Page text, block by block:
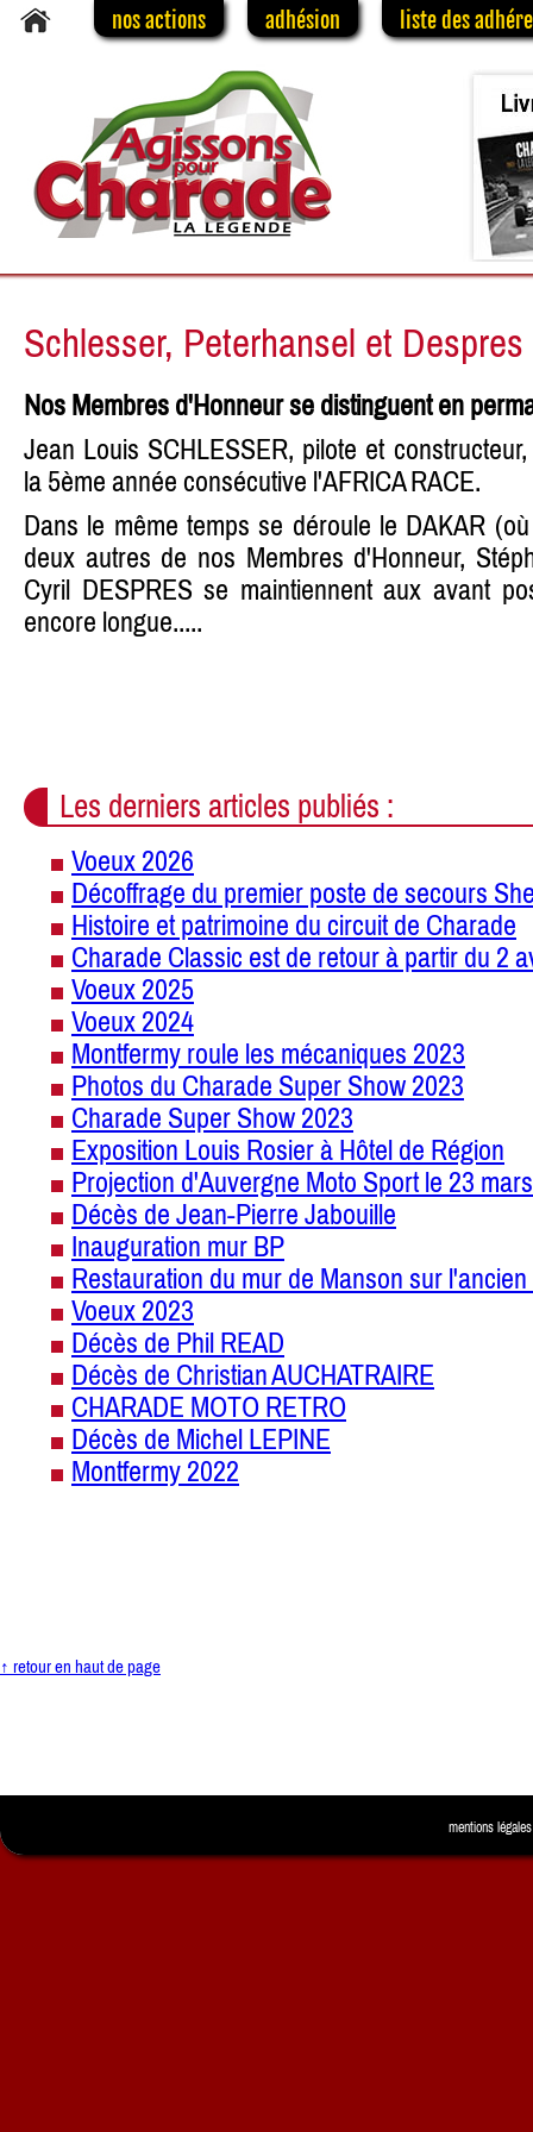
nos actions adhésion liste des
Schlesser, Peterhansel et
Nos Membres d'Honneur se distinguent en
Jean Louis SCHLESSER, pilote et
la 5ème année consécutive l'AFRICA RACE.
Dans le même temps se déroule le DAKAR
deux autres de nos Membres d'Honneur,
Cyril DESPRES se maintiennent aux avant
encore longue.....
Les derniers articles publiés :
Voeux 2026
Décoffrage du premier poste de secours
Histoire et patrimoine du circuit de Charade
Charade Classic est de retour à partir du 2
Voeux 2025
Voeux 2024
Montfermy roule les mécaniques 2023
Photos du Charade Super Show 2023
Charade Super Show 2023
Exposition Louis Rosier à Hôtel de Région
Projection d'Auvergne Moto Sport le 23 mars
Décès de Jean-Pierre Jabouille
Inauguration mur BP
Restauration du mur de Manson sur
Voeux 2023
Décès de Phil READ
Décès de Christian AUCHATRAIRE
CHARADE MOTO RETRO
Décès de Michel LEPINE
Montfermy 2022
↑ retour en haut de page
mentions légales